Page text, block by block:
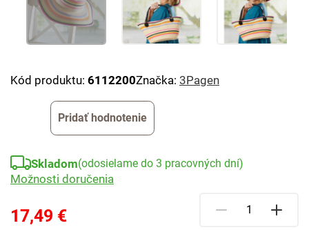
Kód produktu: 6112200Značka: 3Pagen
Pridať hodnotenie
17,49 €
Skladom(odosielame do 3 pracovných dní)
Možnosti doručenia